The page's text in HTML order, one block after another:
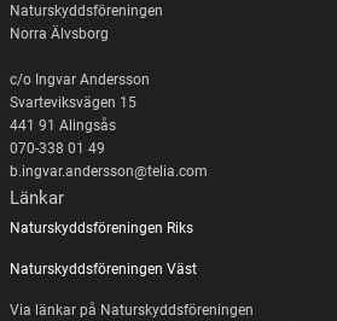
Naturskyddsföreningen
Norra Älvsborg
c/o Ingvar Andersson
Svarteviksvägen 15
441 91 Alingsås
070-338 01 49
b.ingvar.andersson@telia.com
Länkar
Naturskyddsföreningen Riks
Naturskyddsföreningen Väst
Via länkar på Naturskyddsföreningen